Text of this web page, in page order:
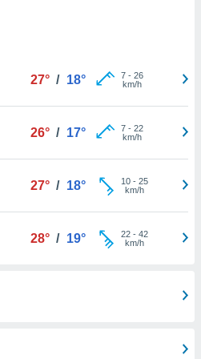
27° / 18° 7- 26
km/h
26° / 17° 7- 22
km/h
27° / 18° 10- 25
km/h
28° / 19° 22- 42
km/h